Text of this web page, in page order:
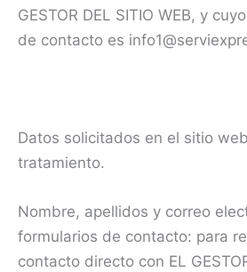
GESTOR DEL SITIO WEB, y
de contacto es
Datos solicitados en el sitio
tratamiento.
Nombre, apellidos y correo
formularios de contacto: para
contacto directo con EL